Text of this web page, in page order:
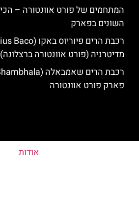
השונים בפארק
מדיטרניה (פורט אוונטורה ברצלונה)
פארק פורט אוונטורה
אודות